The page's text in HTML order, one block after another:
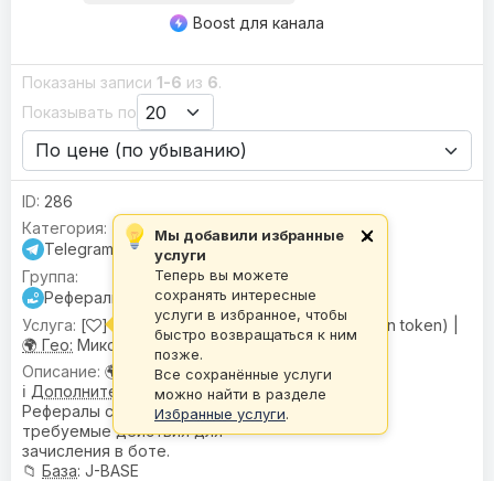
Boost для канала
Показаны записи 1-6 из 6.
Показывать по
286
Telegram
Рефералы для бота
[
] Рефералы для OneWinTokenBot (1win token) |
🌍 Гео: Микс
🌍
География: Микс
ℹ️ Дополнительное описание:
Рефералы совершают
требуемые действия для
зачисления в боте.
📁 База: J-BASE
Мы добавили избранные
услуги
Теперь вы можете
сохранять интересные
услуги в избранное, чтобы
быстро возвращаться к ним
позже.
Все сохранённые услуги
можно найти в разделе
Избранные услуги.
×